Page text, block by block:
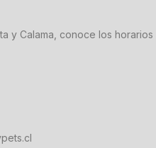
y Calama, conoce los horarios